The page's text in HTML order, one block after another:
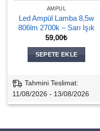
AMPUL
Led Ampül Lamba 8,5w
806lm 2700k – Sarı Işık
59,00₺
SEPETE EKLE
Tahmini Teslimat:
11/08/2026 - 13/08/2026